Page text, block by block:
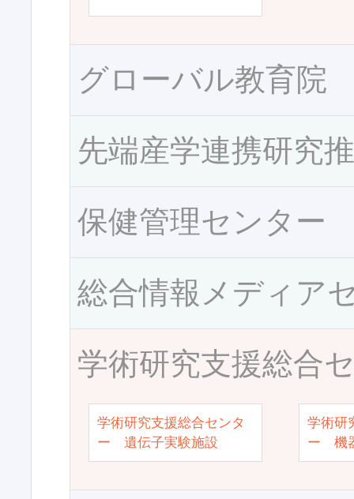
グローバル教育院
先端産学連携研究
保健管理センター
総合情報メディア
学術研究支援総合
学術研究支援総合センタ
ー 遺伝子実験施設
学術研
ー 機